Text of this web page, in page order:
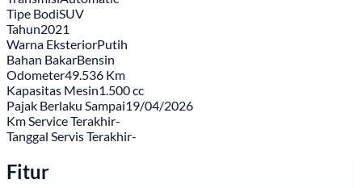
Tipe BodiSUV
Tahun2021
Warna EksteriorPutih
Bahan BakarBensin
Odometer49.536 Km
Kapasitas Mesin1.500 cc
Pajak Berlaku Sampai19/04/2026
Km Service Terakhir-
Tanggal Servis Terakhir-
Fitur